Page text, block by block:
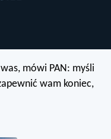
mówi PAN: myśli
wam koniec,